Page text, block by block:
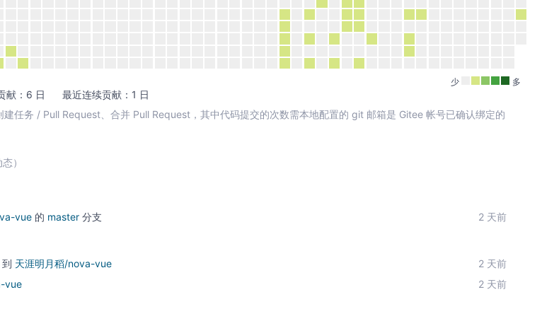
少 多
献：6 日
最近连续贡献：1 日
任务 / Pull Request、合并 Pull Request，其中代码提交的次数需本地配置的 git 邮箱是 Gitee 帐号已确认绑定的
）
vue 的 master分支 2 天前
到 天涯明月稻/nova-vue
2 天前
vue 2 天前